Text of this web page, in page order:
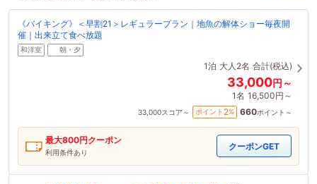
《バイキング》＜早割21＞レギュラープラン｜地魚の解体ショー毎夜開
催｜出来立て食べ放題
和洋室 朝・夕
1泊 大人2名 合計(税込)
33,000円～
1名 16,500円～
33,000スコア～ ポイント 2% 660ポイント～
最大800円クーポン
利用条件あり
クーポンGET